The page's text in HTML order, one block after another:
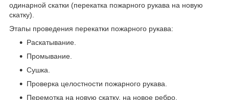
одинарной скатки (перекатка пожарного рукава на новую
скатку).
Этапы проведения перекатки пожарного рукава:
Раскатывание.
Промывание.
Сушка.
Проверка целостности пожарного рукава.
Перемотка на новую скатку, на новое ребро,